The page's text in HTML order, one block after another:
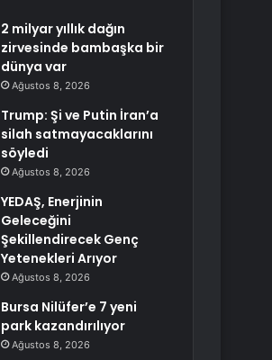
2 milyar yıllık dağın
zirvesinde bambaşka bir
dünya var
Ağustos 8, 2026
Trump: Şi ve Putin İran’a
silah satmayacaklarını
söyledi
Ağustos 8, 2026
YEDAŞ, Enerjinin
Geleceğini
Şekillendirecek Genç
Yetenekleri Arıyor
Ağustos 8, 2026
Bursa Nilüfer’e 7 yeni
park kazandırılıyor
Ağustos 8, 2026